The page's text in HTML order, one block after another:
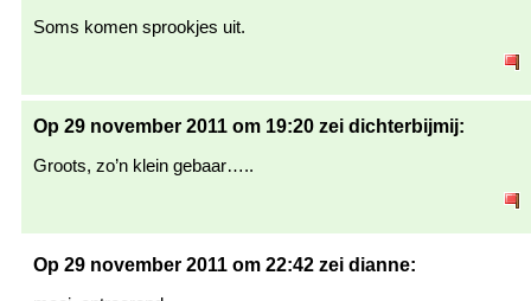
Soms komen sprookjes uit.
Op 29 november 2011 om 19:20 zei dichterbijmij:
Groots, zo’n klein gebaar…..
Op 29 november 2011 om 22:42 zei dianne: